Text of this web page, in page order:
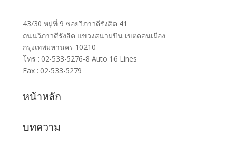
43/30 หมู่ที่ 9 ซอยวิภาวดีรังสิต 41
ถนนวิภาวดีรังสิต แขวงสนามบิน เขตดอนเมือง
กรุงเทพมหานคร 10210
โทร : 02-533-5276-8 Auto 16 Lines
Fax : 02-533-5279
หน้าหลัก
บทความ